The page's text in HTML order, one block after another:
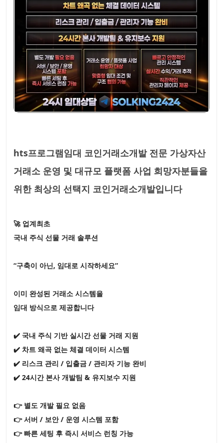
hts프로그램임대 코인거래소개발 전문 가상자산
거래소 운영 및 대규모 플랫폼 사업 희망자분들을
위한 최상의 선택지 코인거래소개발입니다
🚀 업계최초
국내 주식 선물 거래 솔루션
“구축이 아닌, 임대로 시작하세요”
이미 완성된 거래소 시스템을
임대 방식으로 제공합니다
✔️ 국내 주식 기반 실시간 선물 거래 지원
✔️ 차트 왜곡 없는 체결 데이터 시스템
✔️ 리스크 관리 / 입출금 / 관리자 기능 완비
✔️ 24시간 본사 개발팀 & 유지보수 지원
👉 별도 개발 필요 없음
👉 서버 / 보안 / 운영 시스템 포함
👉 빠른 세팅 후 즉시 서비스 런칭 가능